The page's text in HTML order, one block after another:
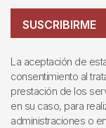
SUSCRIBIRME
La aceptación de
consentimiento al
prestación de los
en su caso, para
administraciones o